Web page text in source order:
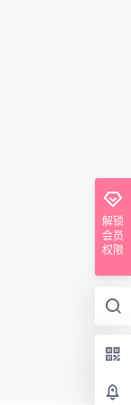
解锁
会员
权限